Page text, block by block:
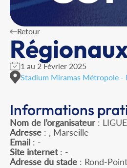
Retour
1 au 2 Février 2025
Stadium Miramas Métropole -
Informations
Nom de l’organisateur :
Adresse : , Marseille
Email : -
Site internet: -
Adresse du stade : Rond-